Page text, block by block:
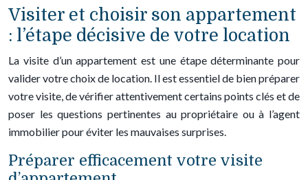
Visiter et choisir son appartement
: l’étape décisive de votre location
La visite d’un appartement est une étape déterminante pour
valider votre choix de location. Il est essentiel de bien préparer
votre visite, de vérifier attentivement certains points clés et de
poser les questions pertinentes au propriétaire ou à l’agent
immobilier pour éviter les mauvaises surprises.
Préparer efficacement votre visite